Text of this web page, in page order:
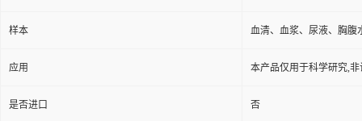
样本 血清、血浆、尿液、胸腹
应用 本产品仅用于科学研究,
是否进口 否